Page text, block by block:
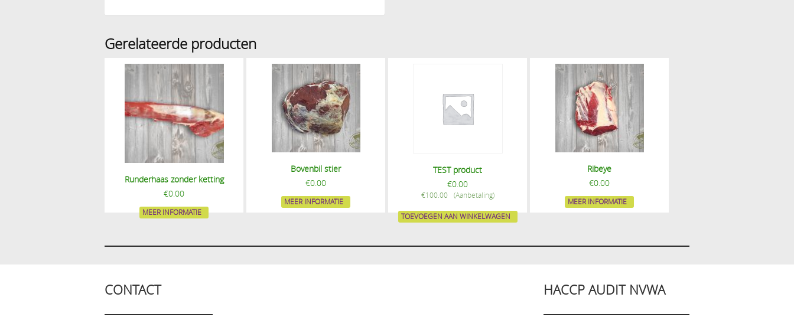
Gerelateerde producten
Runderhaas zonder ketting
€0.00
MEER INFORMATIE
Bovenbil stier
€0.00
MEER INFORMATIE
TEST product
€0.00
€100.00
TOEVOEGEN AAN WINKELWAGEN
Ribeye
€0.00
MEER INFORMATIE
CONTACT HACCP AUDIT NVWA